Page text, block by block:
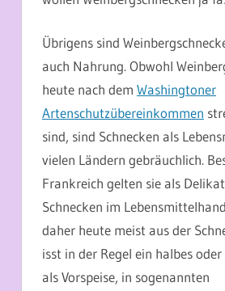
Übrigens sind
auch Nahrung. Obwohl
heute nach dem Washingtoner
Artenschutzübereinkommen
sind, sind Schnecken als
vielen Ländern gebräuchlich.
Frankreich gelten sie als
Schnecken im
daher heute meist aus der
isst in der Regel ein halbes
als Vorspeise, in sogenannten